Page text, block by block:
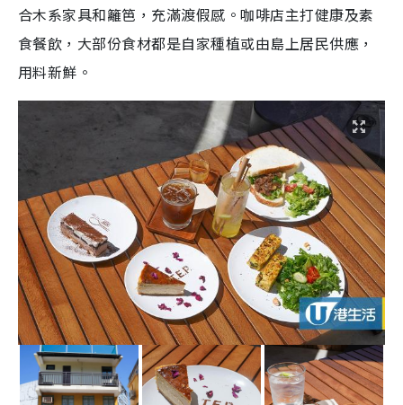
合木系家具和籬笆，充滿渡假感。咖啡店主打健康及素
食餐飲，大部份食材都是自家種植或由島上居民供應，
用料新鮮。